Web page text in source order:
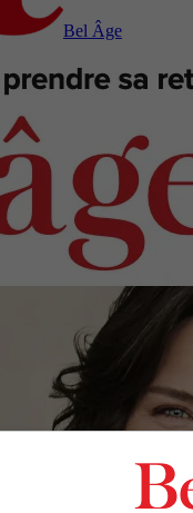
Bel Âge